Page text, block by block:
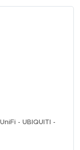
- UBIQUITI -